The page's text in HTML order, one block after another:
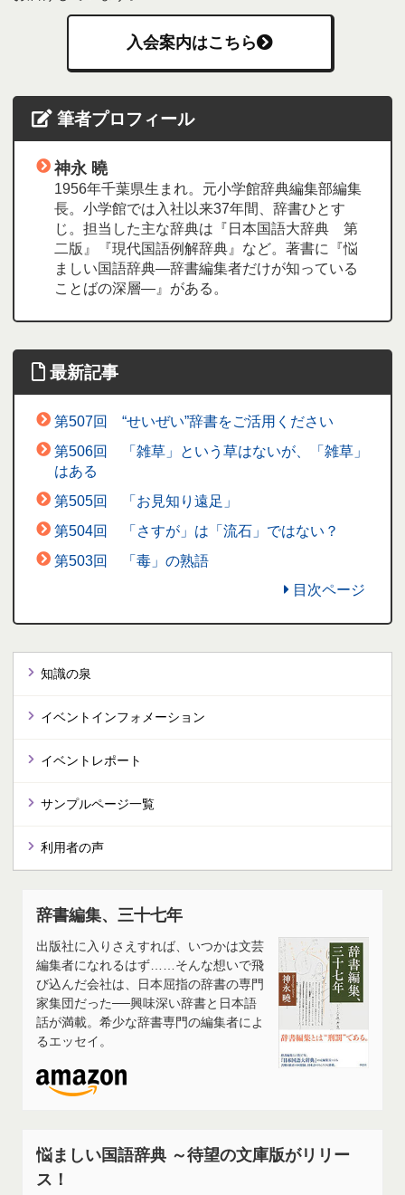
入会案内はこちら
筆者プロフィール
神永 曉
1956年千葉県生まれ。元小学館辞典編集部編集
長。小学館では入社以来37年間、辞書ひとす
じ。担当した主な辞典は『日本国語大辞典 第
二版』『現代国語例解辞典』など。著書に『悩
ましい国語辞典―辞書編集者だけが知っている
ことばの深層―』がある。
最新記事
第507回 “せいぜい”辞書をご活用ください
第506回 「雑草」という草はないが、「雑草」
はある
第505回 「お見知り遠足」
第504回 「さすが」は「流石」ではない？
第503回 「毒」の熟語
目次ページ
知識の泉
イベントインフォメーション
イベントレポート
サンプルページ一覧
利用者の声
辞書編集、三十七年
出版社に入りさえすれば、いつかは文芸
編集者になれるはず……そんな想いで飛
び込んだ会社は、日本屈指の辞書の専門
家集団だった──興味深い辞書と日本語
話が満載。希少な辞書専門の編集者によ
るエッセイ。
悩ましい国語辞典 ～待望の文庫版がリリー
ス！